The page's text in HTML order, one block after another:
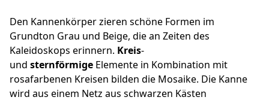
Den Kannenkörper zieren schöne Formen im
Grundton Grau und Beige, die an Zeiten des
Kaleidoskops erinnern. Kreis-
und sternförmige Elemente in Kombination mit
rosafarbenen Kreisen bilden die Mosaike. Die Kanne
wird aus einem Netz aus schwarzen Kästen